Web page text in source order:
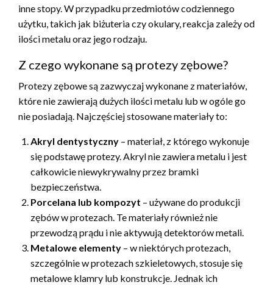
inne stopy. W przypadku przedmiotów codziennego
użytku, takich jak biżuteria czy okulary, reakcja zależy od
ilości metalu oraz jego rodzaju.
Z czego wykonane są protezy zębowe?
Protezy zębowe są zazwyczaj wykonane z materiałów,
które nie zawierają dużych ilości metalu lub w ogóle go
nie posiadają. Najczęściej stosowane materiały to:
Akryl dentystyczny – materiał, z którego wykonuje
się podstawę protezy. Akryl nie zawiera metalu i jest
całkowicie niewykrywalny przez bramki
bezpieczeństwa.
Porcelana lub kompozyt – używane do produkcji
zębów w protezach. Te materiały również nie
przewodzą prądu i nie aktywują detektorów metali.
Metalowe elementy – w niektórych protezach,
szczególnie w protezach szkieletowych, stosuje się
metalowe klamry lub konstrukcje. Jednak ich